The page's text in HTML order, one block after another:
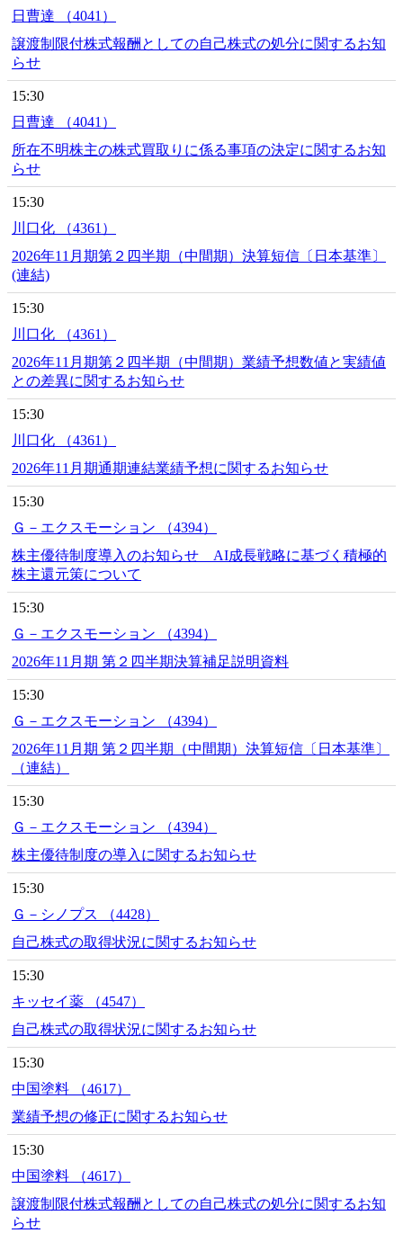
日曹達 （4041）
譲渡制限付株式報酬としての自己株式の処分に関するお知
らせ
15:30
日曹達 （4041）
所在不明株主の株式買取りに係る事項の決定に関するお知
らせ
15:30
川口化 （4361）
2026年11月期第２四半期（中間期）決算短信〔日本基準〕
(連結)
15:30
川口化 （4361）
2026年11月期第２四半期（中間期）業績予想数値と実績値
との差異に関するお知らせ
15:30
川口化 （4361）
2026年11月期通期連結業績予想に関するお知らせ
15:30
Ｇ－エクスモーション （4394）
株主優待制度導入のお知らせ AI成長戦略に基づく積極的
株主還元策について
15:30
Ｇ－エクスモーション （4394）
2026年11月期 第２四半期決算補足説明資料
15:30
Ｇ－エクスモーション （4394）
2026年11月期 第２四半期（中間期）決算短信〔日本基準〕
（連結）
15:30
Ｇ－エクスモーション （4394）
株主優待制度の導入に関するお知らせ
15:30
Ｇ－シノプス （4428）
自己株式の取得状況に関するお知らせ
15:30
キッセイ薬 （4547）
自己株式の取得状況に関するお知らせ
15:30
中国塗料 （4617）
業績予想の修正に関するお知らせ
15:30
中国塗料 （4617）
譲渡制限付株式報酬としての自己株式の処分に関するお知
らせ